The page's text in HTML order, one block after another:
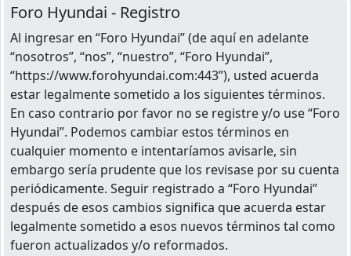
Foro Hyundai - Registro
Al ingresar en “Foro Hyundai” (de aquí en adelante
“nosotros”, “nos”, “nuestro”, “Foro Hyundai”,
“https://www.forohyundai.com:443”), usted acuerda
estar legalmente sometido a los siguientes términos.
En caso contrario por favor no se registre y/o use “Foro
Hyundai”. Podemos cambiar estos términos en
cualquier momento e intentaríamos avisarle, sin
embargo sería prudente que los revisase por su cuenta
periódicamente. Seguir registrado a “Foro Hyundai”
después de esos cambios significa que acuerda estar
legalmente sometido a esos nuevos términos tal como
fueron actualizados y/o reformados.